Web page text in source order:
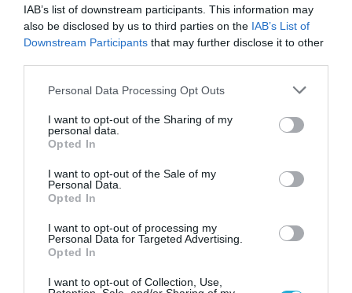
IAB’s list of downstream participants. This information may
also be disclosed by us to third parties on the IAB’s List of
Downstream Participants that may further disclose it to other
Please note that this website/app uses one or more Google
not limited to your visit or usage behaviour. You may click to
grant or deny consent to Google and its third-party tags to
use your data for below specified purposes in below Google
consent section.
Personal Data Processing Opt Outs
I want to opt-out of the Sharing of my
personal data.
Opted In
I want to opt-out of the Sale of my
Personal Data.
Opted In
I want to opt-out of processing my
Personal Data for Targeted Advertising.
Opted In
I want to opt-out of Collection, Use,
Σκλαβενίτης: Άνοιξε νέο κατάστημα στη